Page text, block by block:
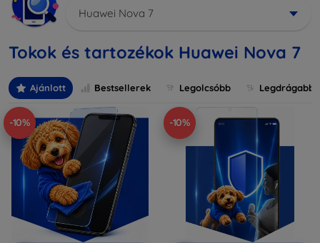
Huawei Nova 7
Tokok és tartozékok Huawei Nova 7
Ajánlott Bestsellerek Legolcsóbb Legdrágabb
-10% -10%